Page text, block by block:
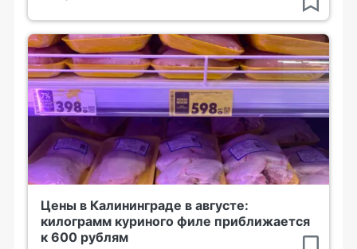
Цены в Калининграде в августе:
килограмм куриного филе приближается
к 600 рублям